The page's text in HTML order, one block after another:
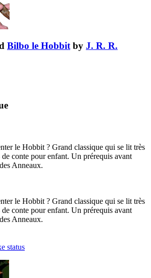
Bilbo le Hobbitby J. R. R.
le Hobbit ? Grand classique qui se lit très
conte pour enfant. Un prérequis avant
Anneaux.
le Hobbit ? Grand classique qui se lit très
conte pour enfant. Un prérequis avant
Anneaux.
status